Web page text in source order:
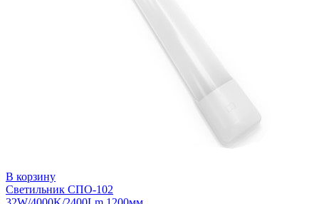
В корзину
Светильник СПО-102